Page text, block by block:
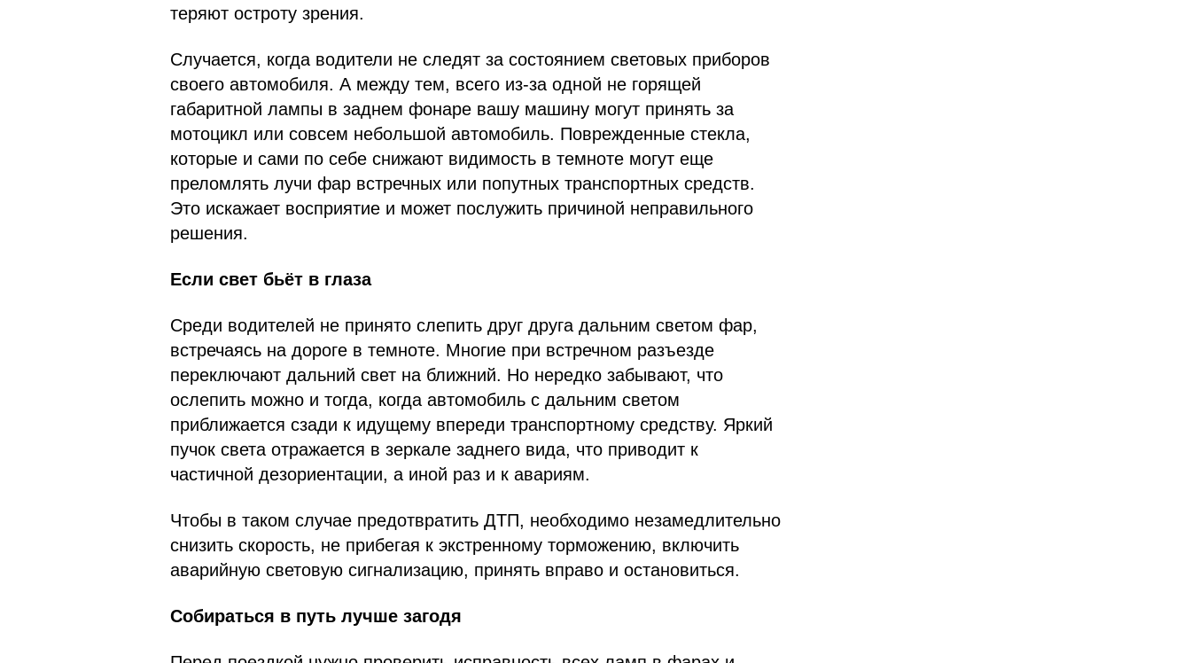
теряют остроту зрения.
Случается, когда водители не следят за состоянием световых приборов
своего автомобиля. А между тем, всего из-за одной не горящей
габаритной лампы в заднем фонаре вашу машину могут принять за
мотоцикл или совсем небольшой автомобиль. Поврежденные стекла,
которые и сами по себе снижают видимость в темноте могут еще
преломлять лучи фар встречных или попутных транспортных средств.
Это искажает восприятие и может послужить причиной неправильного
решения.
Если свет бьёт в глаза
Среди водителей не принято слепить друг друга дальним светом фар,
встречаясь на дороге в темноте. Многие при встречном разъезде
переключают дальний свет на ближний. Но нередко забывают, что
ослепить можно и тогда, когда автомобиль с дальним светом
приближается сзади к идущему впереди транспортному средству. Яркий
пучок света отражается в зеркале заднего вида, что приводит к
частичной дезориентации, а иной раз и к авариям.
Чтобы в таком случае предотвратить ДТП, необходимо незамедлительно
снизить скорость, не прибегая к экстренному торможению, включить
аварийную световую сигнализацию, принять вправо и остановиться.
Собираться в путь лучше загодя